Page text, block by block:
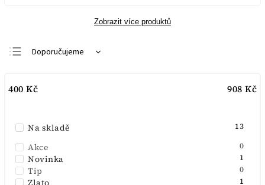
Zobrazit více produktů
Doporučujeme
Nejdražší
Abecedně
400 Kč 908 Kč
Na skladě 13
Akce 0
Novinka 1
Tip 0
1